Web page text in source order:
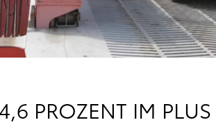
PROZENT IM PLUS